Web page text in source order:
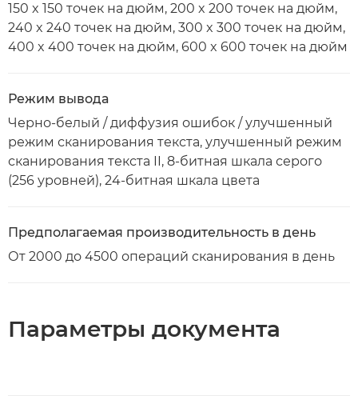
150 x 150 точек на дюйм, 200 x 200 точек на дюйм,
240 x 240 точек на дюйм, 300 x 300 точек на дюйм,
400 x 400 точек на дюйм, 600 x 600 точек на дюйм
Режим вывода
Черно-белый / диффузия ошибок / улучшенный
режим сканирования текста, улучшенный режим
сканирования текста II, 8-битная шкала серого
(256 уровней), 24-битная шкала цвета
Предполагаемая производительность в день
От 2000 до 4500 операций сканирования в день
Параметры документа